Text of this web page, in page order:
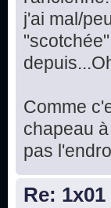
j'ai mal/
Comme
chapeau
pas
Re: